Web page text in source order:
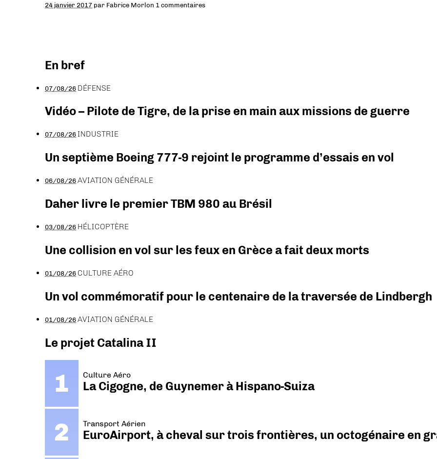
24 janvier 2017 par Fabrice Morlon 1 commentaires
En bref
07/08/26 DÉFENSE
Vidéo – Pilote de Tigre, de la prise en main aux missions de guerre
07/08/26INDUSTRIE
Un septième Boeing 777-9 rejoint le programme d’essais en vol
06/08/26AVIATION GÉNÉRALE
Daher livre le premier TBM 980 au Brésil
03/08/26 HÉLICOPTÈRE
Une collision en vol sur les feux en Grèce a fait deux morts
01/08/26 CULTURE AÉRO
Un vol commémoratif pour le centenaire de la traversée de Lindbergh
01/08/26AVIATION GÉNÉRALE
Le projet Catalina II
Culture Aéro
La Cigogne, de Guynemer à Hispano-Suiza
Transport Aérien
EuroAirport, à cheval sur trois frontières, un octogénaire en